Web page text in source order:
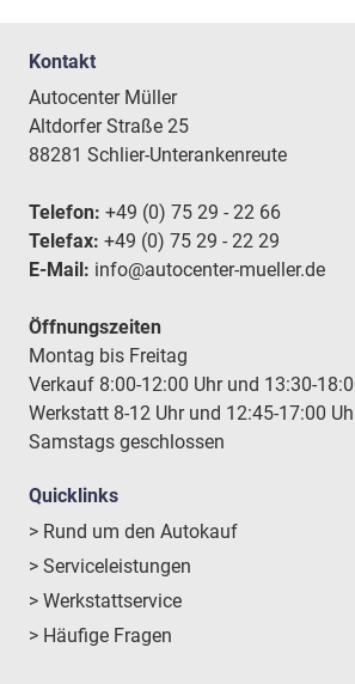
Kontakt
Autocenter Müller
Altdorfer Straße 25
88281 Schlier-Unterankenreute
Telefon: +49 (0) 75 29 - 22 66
Telefax: +49 (0) 75 29 - 22 29
E-Mail: info@autocenter-mueller.de
Öffnungszeiten
Montag bis Freitag
Verkauf 8:00-12:00 Uhr und 13:30-
Werkstatt 8-12 Uhr und 12:45-17:00
Samstags geschlossen
Quicklinks
> Rund um den Autokauf
> Serviceleistungen
> Werkstattservice
> Häufige Fragen